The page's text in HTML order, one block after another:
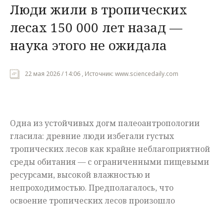
Наука
Культура
Общество
Люди жили в тропических
лесах 150 000 лет назад —
наука этого не ожидала
22 мая 2026 / 14:06 , Источник: www.sciencedaily.com
Одна из устойчивых догм палеоантропологии
гласила: древние люди избегали густых
тропических лесов как крайне неблагоприятной
среды обитания — с ограниченными пищевыми
ресурсами, высокой влажностью и
непроходимостью. Предполагалось, что
освоение тропических лесов произошло